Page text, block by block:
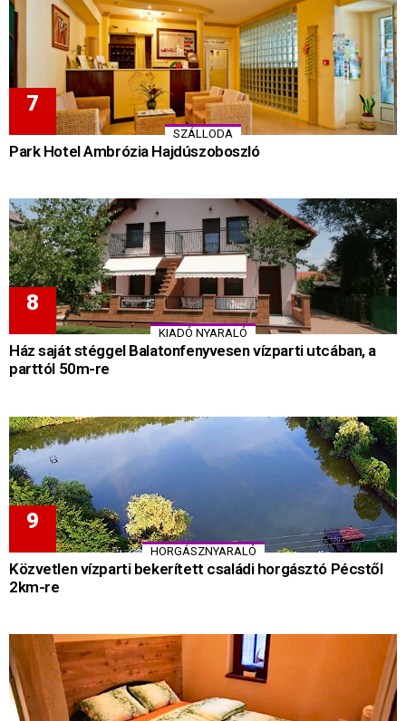
SZÁLLODA
Park Hotel Ambrózia Hajdúszoboszló
KIADÓ NYARALÓ
Ház saját stéggel Balatonfenyvesen vízparti utcában, a
parttól 50m-re
HORGÁSZNYARALÓ
Közvetlen vízparti bekerített családi horgásztó Pécstől
2km-re